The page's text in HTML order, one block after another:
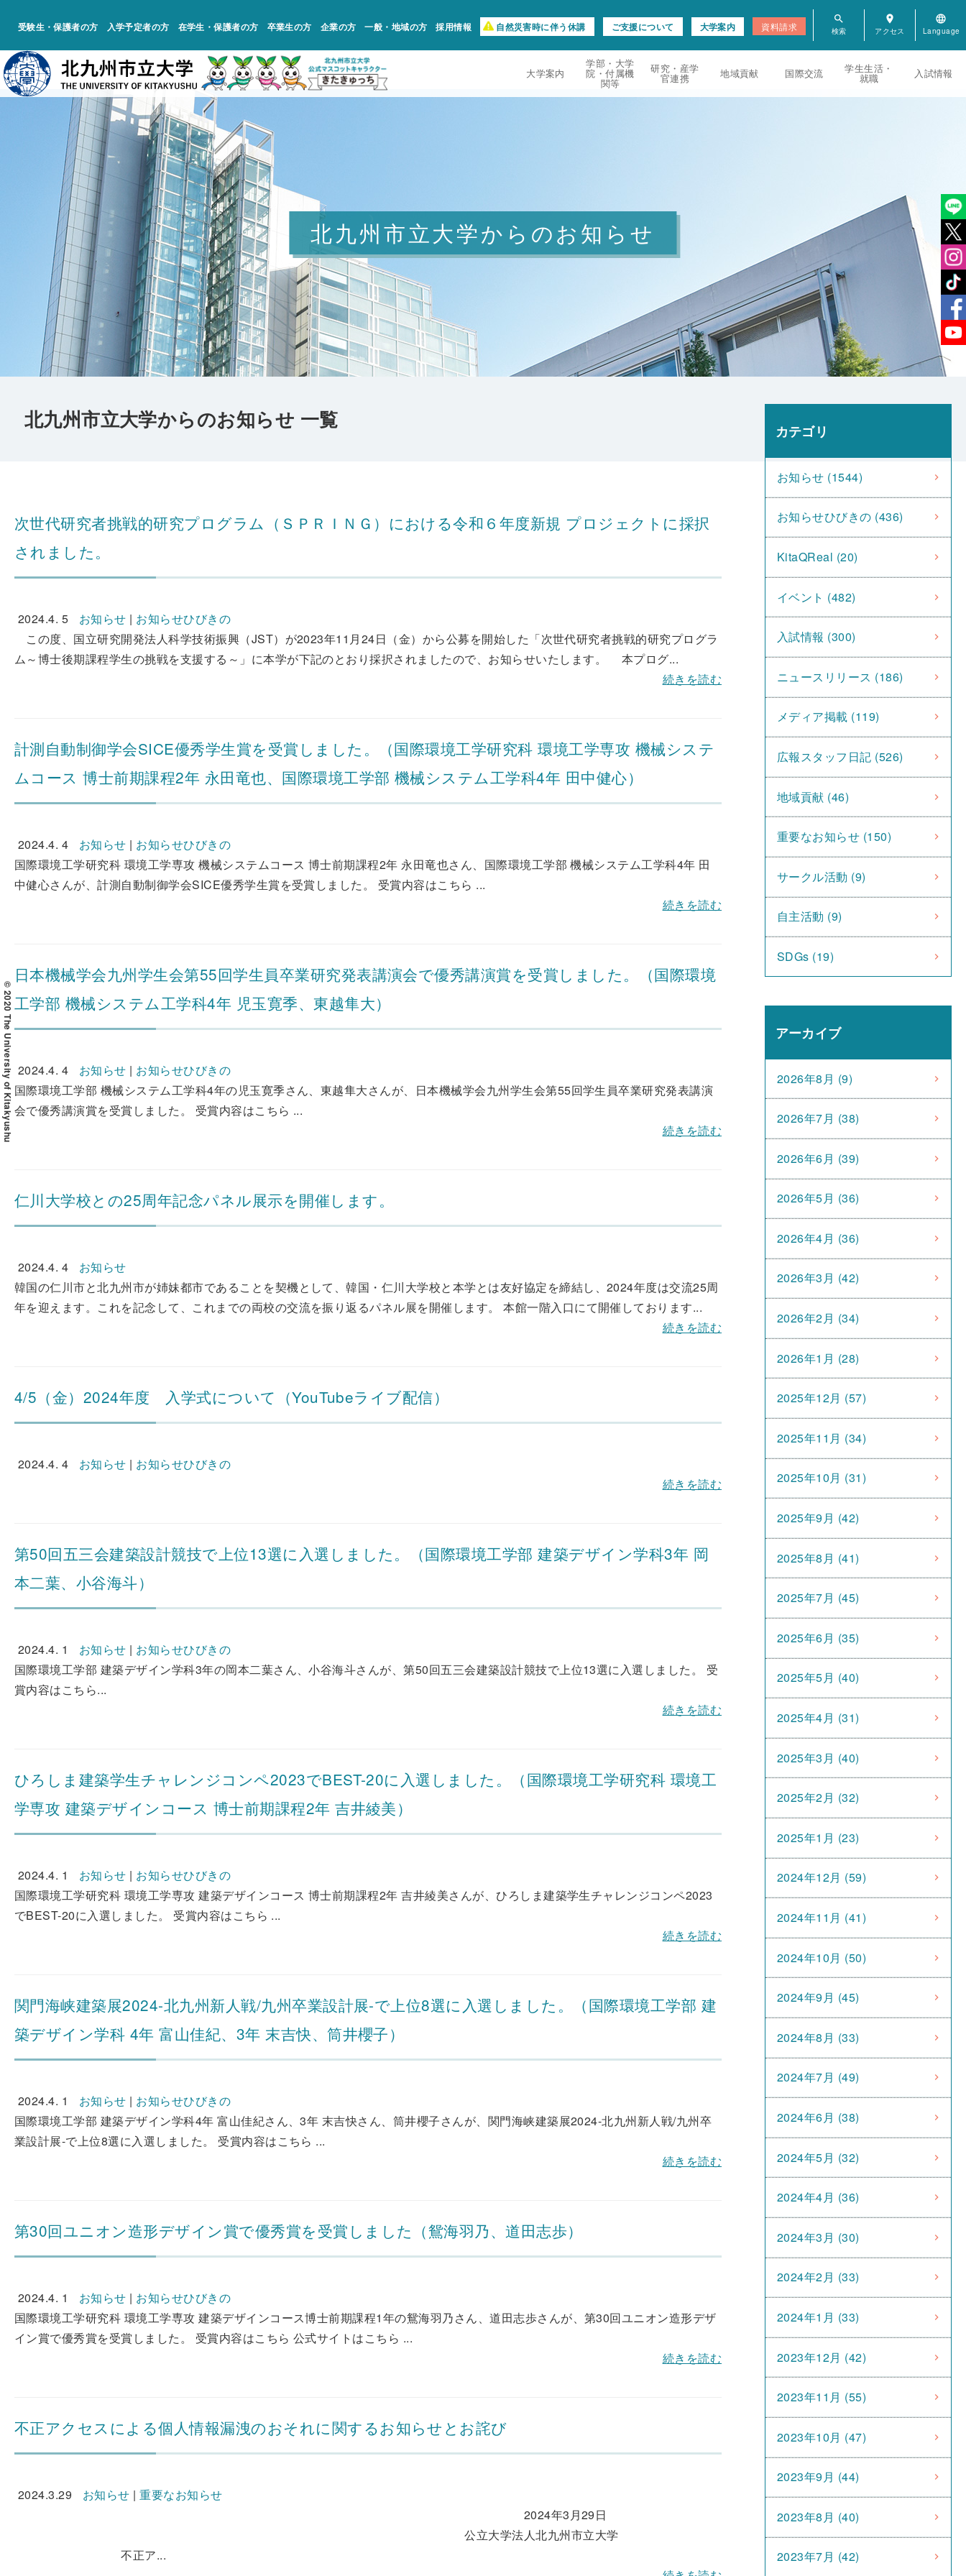
受験生・保護者の方 入学予定者の方 在学生・保護者の方 卒業生の方 企業の方 一般・地域の方 採用情報 自然災害時に伴う休講 ご支援について 大学案内 資料請求
search room language
大学案内
学部・大学
院・付属機
関等
研究・産学
官連携 地域貢献 国際交流 学生生活・
就職 入試情報
© 2020 The University of Kitakyushu
北九州市立大学からのお知らせ
北九州市立大学からのお知らせ 一覧
次世代研究者挑戦的研究プログラム（ＳＰＲＩＮＧ）における令和６年度新規 プロジェクトに採択
されました。
2024.4. 5 お知らせ | お知らせひびきの
この度、国立研究開発法人科学技術振興（JST）が2023年11月24日（金）から公募を開始した「次世代研究者挑戦的研究プログラ
ム～博士後期課程学生の挑戦を支援する～」に本学が下記のとおり採択されましたので、お知らせいたします。 本プログ...
続きを読む
計測自動制御学会SICE優秀学生賞を受賞しました。（国際環境工学研究科 環境工学専攻 機械システ
ムコース 博士前期課程2年 永田竜也、国際環境工学部 機械システム工学科4年 田中健心）
2024.4. 4 お知らせ | お知らせひびきの
国際環境工学研究科 環境工学専攻 機械システムコース 博士前期課程2年 永田竜也さん、国際環境工学部 機械システム工学科4年 田
中健心さんが、計測自動制御学会SICE優秀学生賞を受賞しました。 受賞内容はこちら ...
続きを読む
日本機械学会九州学生会第55回学生員卒業研究発表講演会で優秀講演賞を受賞しました。（国際環境
工学部 機械システム工学科4年 児玉寛季、東越隼大）
2024.4. 4 お知らせ | お知らせひびきの
国際環境工学部 機械システム工学科4年の児玉寛季さん、東越隼大さんが、日本機械学会九州学生会第55回学生員卒業研究発表講演
会で優秀講演賞を受賞しました。 受賞内容はこちら ...
続きを読む
仁川大学校との25周年記念パネル展示を開催します。
2024.4. 4
お知らせ
韓国の仁川市と北九州市が姉妹都市であることを契機として、韓国・仁川大学校と本学とは友好協定を締結し、2024年度は交流25周
年を迎えます。これを記念して、これまでの両校の交流を振り返るパネル展を開催します。 本館一階入口にて開催しております...
続きを読む
4/5（金）2024年度 入学式について（YouTubeライブ配信）
2024.4. 4 お知らせ | お知らせひびきの
続きを読む
第50回五三会建築設計競技で上位13選に入選しました。（国際環境工学部 建築デザイン学科3年 岡
本二葉、小谷海斗）
2024.4. 1 お知らせ | お知らせひびきの
国際環境工学部 建築デザイン学科3年の岡本二葉さん、小谷海斗さんが、第50回五三会建築設計競技で上位13選に入選しました。 受
賞内容はこちら...
続きを読む
ひろしま建築学生チャレンジコンペ2023でBEST-20に入選しました。（国際環境工学研究科 環境工
学専攻 建築デザインコース 博士前期課程2年 吉井綾美）
2024.4. 1 お知らせ | お知らせひびきの
国際環境工学研究科 環境工学専攻 建築デザインコース 博士前期課程2年 吉井綾美さんが、ひろしま建築学生チャレンジコンペ2023
でBEST-20に入選しました。 受賞内容はこちら ...
続きを読む
関門海峡建築展2024-北九州新人戦/九州卒業設計展-で上位8選に入選しました。（国際環境工学部 建
築デザイン学科 4年 富山佳紀、3年 末吉快、筒井櫻子）
2024.4. 1 お知らせ | お知らせひびきの
国際環境工学部 建築デザイン学科4年 富山佳紀さん、3年 末吉快さん、筒井櫻子さんが、関門海峡建築展2024-北九州新人戦/九州卒
業設計展-で上位8選に入選しました。 受賞内容はこちら ...
続きを読む
第30回ユニオン造形デザイン賞で優秀賞を受賞しました（鴛海羽乃、道田志歩）
2024.4. 1 お知らせ | お知らせひびきの
国際環境工学研究科 環境工学専攻 建築デザインコース博士前期課程1年の鴛海羽乃さん、道田志歩さんが、第30回ユニオン造形デザ
イン賞で優秀賞を受賞しました。 受賞内容はこちら 公式サイトはこちら ...
続きを読む
不正アクセスによる個人情報漏洩のおそれに関するお知らせとお詫び
2024.3.29 お知らせ |重要なお知らせ
2024年3月29日
公立大学法人北九州市立大学
不正ア...
カテゴリ
お知らせ (1544)
お知らせひびきの (436)
KitaQReal (20)
イベント (482)
入試情報 (300)
ニュースリリース (186)
メディア掲載 (119)
広報スタッフ日記 (526)
地域貢献 (46)
重要なお知らせ (150)
サークル活動 (9)
自主活動 (9)
SDGs (19)
アーカイブ
2026年8月 (9)
2026年7月 (38)
2026年6月 (39)
2026年5月 (36)
2026年4月 (36)
2026年3月 (42)
2026年2月 (34)
2026年1月 (28)
2025年12月 (57)
2025年11月 (34)
2025年10月 (31)
2025年9月 (42)
2025年8月 (41)
2025年7月 (45)
2025年6月 (35)
2025年5月 (40)
2025年4月 (31)
2025年3月 (40)
2025年2月 (32)
2025年1月 (23)
2024年12月 (59)
2024年11月 (41)
2024年10月 (50)
2024年9月 (45)
2024年8月 (33)
2024年7月 (49)
2024年6月 (38)
2024年5月 (32)
2024年4月 (36)
2024年3月 (30)
2024年2月 (33)
2024年1月 (33)
2023年12月 (42)
2023年11月 (55)
2023年10月 (47)
2023年9月 (44)
2023年8月 (40)
2023年7月 (42)